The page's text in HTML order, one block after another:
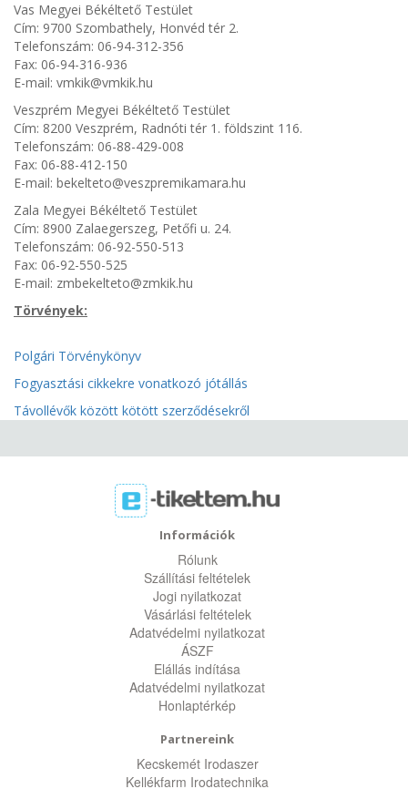
Vas Megyei Békéltető Testület
Cím: 9700 Szombathely, Honvéd tér 2.
Telefonszám: 06-94-312-356
Fax: 06-94-316-936
E-mail: vmkik@vmkik.hu
Veszprém Megyei Békéltető Testület
Cím: 8200 Veszprém, Radnóti tér 1. földszint 116.
Telefonszám: 06-88-429-008
Fax: 06-88-412-150
E-mail: bekelteto@veszpremikamara.hu
Zala Megyei Békéltető Testület
Cím: 8900 Zalaegerszeg, Petőfi u. 24.
Telefonszám: 06-92-550-513
Fax: 06-92-550-525
E-mail: zmbekelteto@zmkik.hu
Törvények:
Polgári Törvénykönyv
Fogyasztási cikkekre vonatkozó jótállás
Távollévők között kötött szerződésekről
Információk
Rólunk
Szállítási feltételek
Jogi nyilatkozat
Vásárlási feltételek
Adatvédelmi nyilatkozat
ÁSZF
Elállás indítása
Adatvédelmi nyilatkozat
Honlaptérkép
Partnereink
Kecskemét Irodaszer
Kellékfarm Irodatechnika